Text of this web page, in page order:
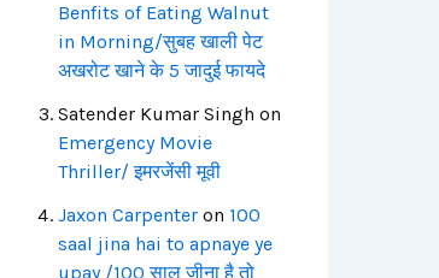
Benfits of Eating Walnut
in Morning/सुबह खाली पेट
अखरोट खाने के 5 जादुई फायदे
Satender Kumar Singh on
Emergency Movie
Thriller/ इमरजेंसी मूवी
Jaxon Carpenteron 100
saal jina hai to apnaye ye
upay /100 साल जीना है तो